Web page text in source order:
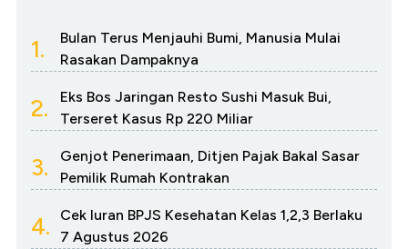
1.
Bulan Terus Menjauhi Bumi, Manusia Mulai
Rasakan Dampaknya
2.
Eks Bos Jaringan Resto Sushi Masuk Bui,
Terseret Kasus Rp 220 Miliar
3.
Genjot Penerimaan, Ditjen Pajak Bakal Sasar
Pemilik Rumah Kontrakan
4.
Cek Iuran BPJS Kesehatan Kelas 1,2,3 Berlaku
7 Agustus 2026